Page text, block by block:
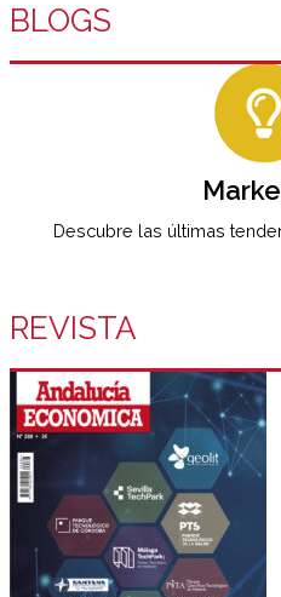
BLOGS
Descubre las últimas
REVISTA